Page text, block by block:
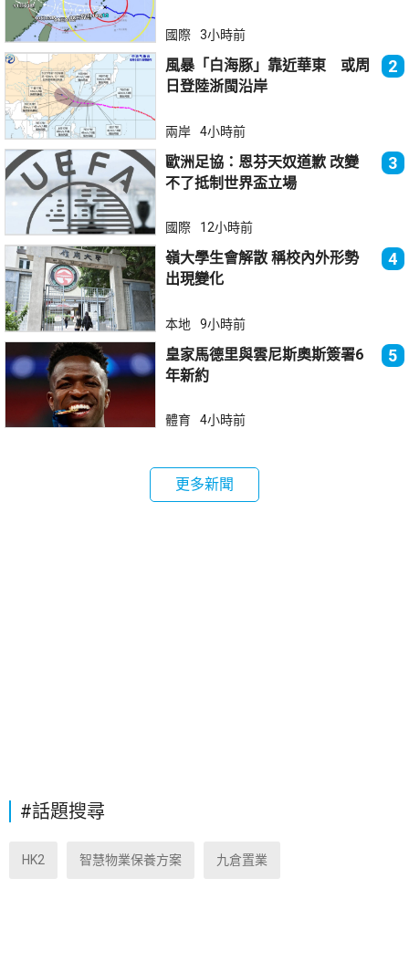
國際 3小時前
風暴「白海豚」靠近華東 或周
日登陸浙閩沿岸
2
兩岸 4小時前
歐洲足協：恩芬天奴道歉 改變
不了抵制世界盃立場
3
國際 12小時前
嶺大學生會解散 稱校內外形勢
出現變化
4
本地 9小時前
皇家馬德里與雲尼斯奧斯簽署6
年新約
5
體育 4小時前
更多新聞
#話題搜尋
HK2 智慧物業保養方案 九倉置業